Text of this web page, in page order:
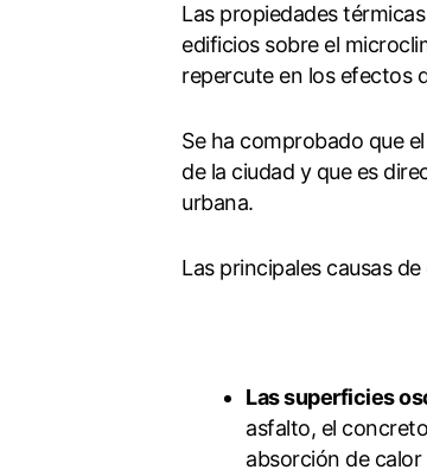
Las propiedades
edificios sobre el
repercute en los efectos
Se ha comprobado que
de la ciudad y que es
urbana.
Las principales causas
Las superficies
asfalto, el
absorción de